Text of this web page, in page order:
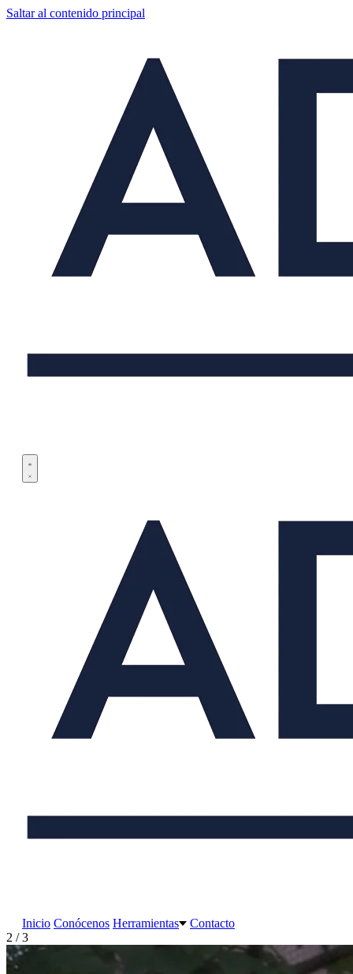
Saltar al contenido principal
Inicio Conócenos Herramientas
Contacto
2 / 3